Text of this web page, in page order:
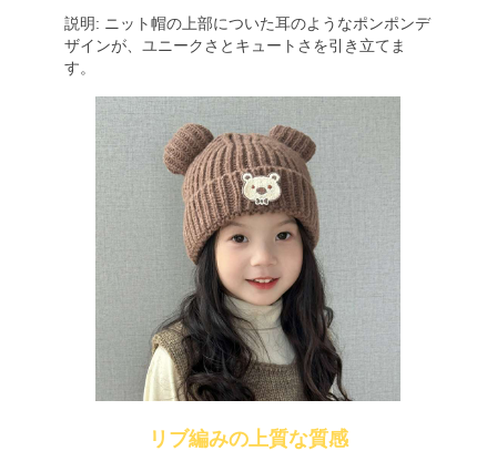
説明: ニット帽の上部についた耳のようなポンポンデ
ザインが、ユニークさとキュートさを引き立てま
す。
リブ編みの上質な質感